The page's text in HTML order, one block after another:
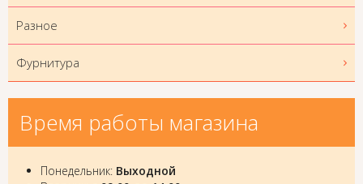
Разное
Фурнитура
Время работы магазина
Понедельник: Выходной